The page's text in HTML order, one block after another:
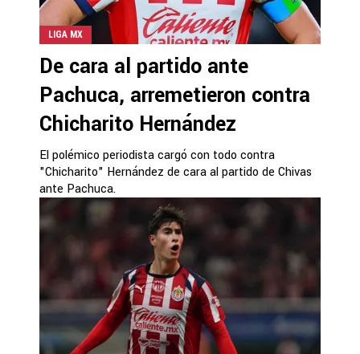
LIGA MX
De cara al partido ante
Pachuca, arremetieron contra
Chicharito Hernández
El polémico periodista cargó con todo contra
"Chicharito" Hernández de cara al partido de Chivas
ante Pachuca.